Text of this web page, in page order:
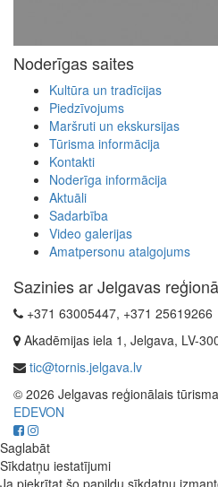
Noderīgas saites
Kultūra un tradīcijas
Piedzīvojums
Maršruti un ekskursijas
Tūrisma informācija
Kontakti
Noderīga informācija
Aktuāli
Sadarbība
Video galerijas
Amatpersonu atalgojums
Sazinies ar Jelgavas
+371 63005447, +371 25619266
Akadēmijas iela 1, Jelgava, LV-
tic@tornis.jelgava.lv
© 2026 Jelgavas reģionālais
EDEVON
Saglabāt
Sīkdatņu iestatījumi